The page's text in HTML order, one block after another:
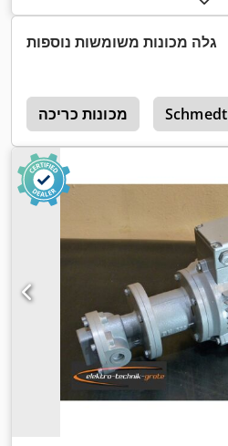
גלה מכונות משומשות נוספות
מכונות כריכה Schmedt